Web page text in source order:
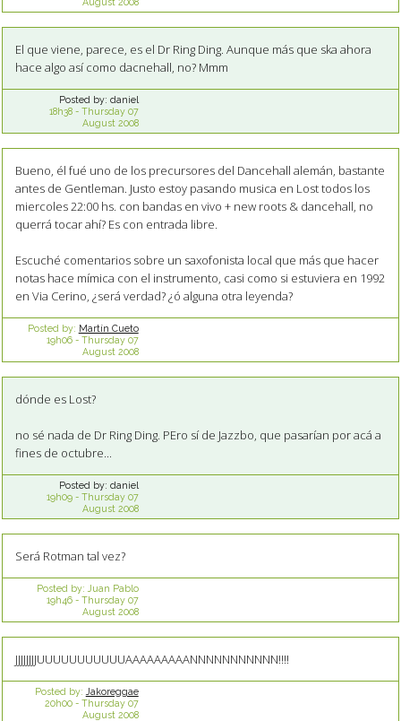
El que viene, parece, es el Dr Ring Ding. Aunque más que ska ahora
hace algo así como dacnehall, no? Mmm
Posted by: daniel
18h38- Thursday 07
August 2008
Bueno, él fué uno de los precursores del Dancehall alemán, bastante
antes de Gentleman. Justo estoy pasando musica en Lost todos los
miercoles 22:00 hs. con bandas en vivo + new roots & dancehall, no
querrá tocar ahí? Es con entrada libre.
Escuché comentarios sobre un saxofonista local que más que hacer
notas hace mímica con el instrumento, casi como si estuviera en 1992
en Via Cerino, ¿será verdad? ¿ó alguna otra leyenda?
Posted by: Martín Cueto
19h06- Thursday 07
August 2008
dónde es Lost?
no sé nada de Dr Ring Ding. PEro sí de Jazzbo, que pasarían por acá a
fines de octubre...
Posted by: daniel
19h09- Thursday 07
August 2008
Será Rotman tal vez?
Posted by: Juan Pablo
19h46- Thursday 07
August 2008
JJJJJJJJUUUUUUUUUUUAAAAAAAAANNNNNNNNNNN!!!!
Posted by: Jakoreggae
20h00- Thursday 07
August 2008